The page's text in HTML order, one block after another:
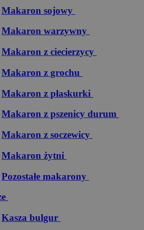
Makaron sojowy
Makaron warzywny
Makaron z ciecierzycy
Makaron z grochu
Makaron z płaskurki
Makaron z pszenicy durum
Makaron z soczewicy
Makaron żytni
Pozostałe makarony
Kasza bulgur